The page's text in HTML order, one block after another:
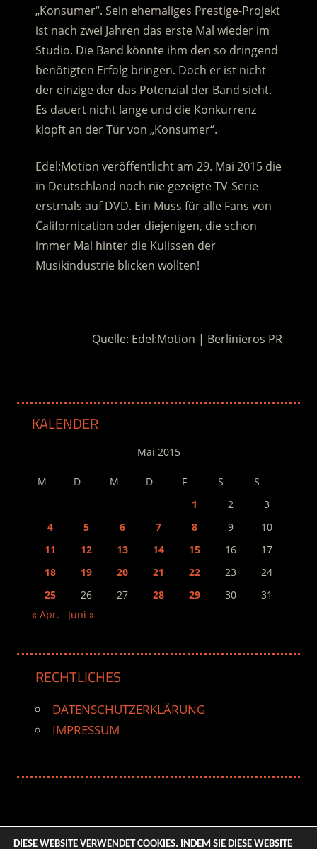
„Konsumer“. Sein ehemaliges Prestige-Projekt
ist nach zwei Jahren das erste Mal wieder im
Studio. Die Band könnte ihm den so dringend
benötigten Erfolg bringen. Doch er ist nicht
der einzige der das Potenzial der Band sieht.
Es dauert nicht lange und die Konkurrenz
klopft an der Tür von „Konsumer“.
Edel:Motion veröffentlicht am 29. Mai 2015 die
in Deutschland noch nie gezeigte TV-Serie
erstmals auf DVD. Ein Muss für alle Fans von
Californication oder diejenigen, die schon
immer Mal hinter die Kulissen der
Musikindustrie blicken wollten!
Quelle: Edel:Motion | Berlinieros PR
KALENDER
Mai 2015
M D M D F S
S
1
2
3
4
5 6 7 8 9
10
11
12 13 14 15 16
17
18
19 20 21 22 23
24
25
26 27 28 29 30
31
« Apr.
Juni »
RECHTLICHES
DATENSCHUTZERKLÄRUNG
IMPRESSUM
DIESE WEBSITE VERWENDET COOKIES. INDEM SIE DIESE WEBSITE